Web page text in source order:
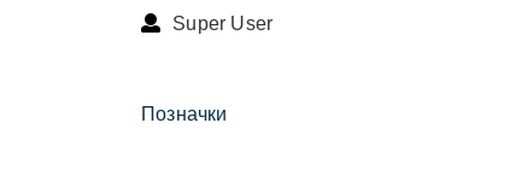
Super User
Позначки